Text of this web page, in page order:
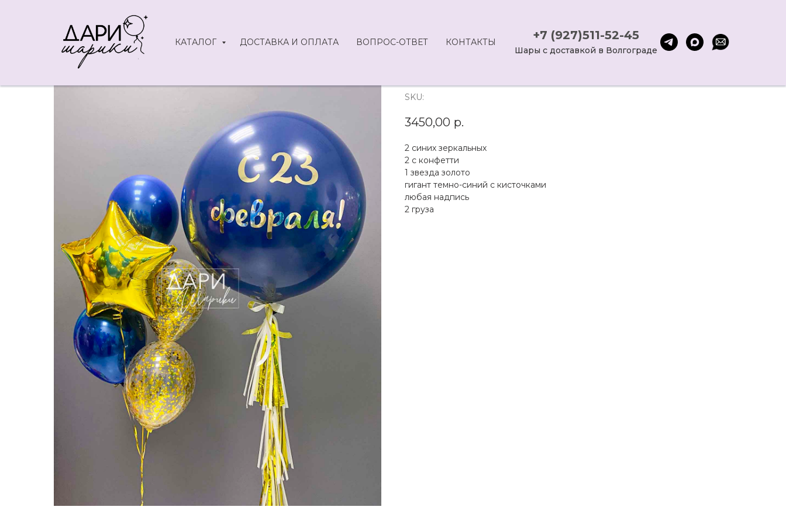
КАТАЛОГ ДОСТАВКА И ОПЛАТА ВОПРОС-ОТВЕТ КОНТАКТЫ +7 (927)511-52-45
Шары с доставкой в Волгограде
SKU:
3450,00 р.
2 синих зеркальных
2 с конфетти
1 звезда золото
гигант темно-синий с кисточками
любая надпись
2 груза